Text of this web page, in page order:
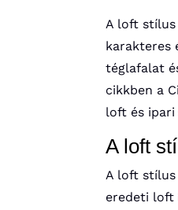
A loft stílus
karakteres
téglafalat
cikkben a
loft és
A loft
A loft stílus
eredeti loft